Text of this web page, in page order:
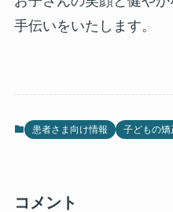
手伝いをいたします。
患者さま向け情報 子どもの矯
コメント